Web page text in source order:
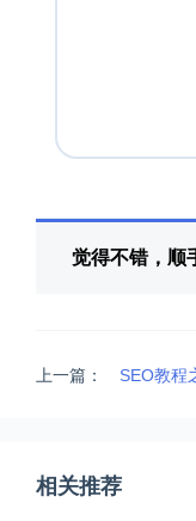
觉得不错，顺
上一篇： SEO教程
相关推荐